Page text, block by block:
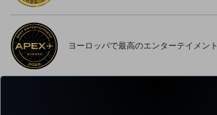
ヨーロッパで最高のエンターテイメント